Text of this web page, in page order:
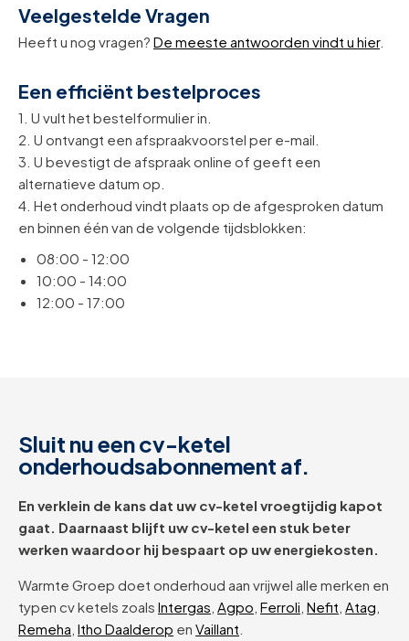
Veelgestelde Vragen
Heeft u nog vragen? De meeste antwoorden vindt u hier.
Een efficiënt bestelproces
1. U vult het bestelformulier in.
2. U ontvangt een afspraakvoorstel per e-mail.
3. U bevestigt de afspraak online of geeft een
alternatieve datum op.
4. Het onderhoud vindt plaats op de afgesproken datum
en binnen één van de volgende tijdsblokken:
08:00 - 12:00
10:00 - 14:00
12:00 - 17:00
Sluit nu een cv-ketel
onderhoudsabonnement af.
En verklein de kans dat uw cv-ketel vroegtijdig kapot
gaat. Daarnaast blijft uw cv-ketel een stuk beter
werken waardoor hij bespaart op uw energiekosten.
Warmte Groep doet onderhoud aan vrijwel alle merken en
typen cv ketels zoals Intergas Agpo Ferroli Nefit Atag
Remeha Itho Daalderop en Vaillant